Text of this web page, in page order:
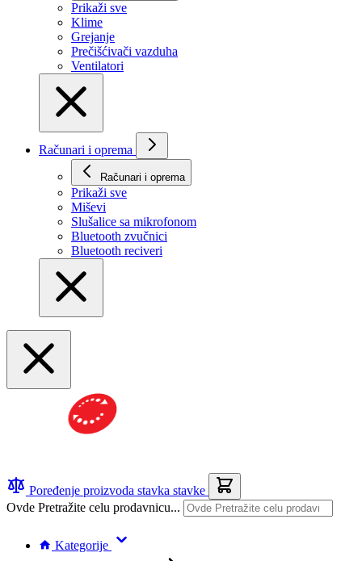
Prikaži svе
Klime
Grejanje
Prečišćivači vazduha
Ventilatori
Računari i oprema
Računari i oprema
Prikaži svе
Miševi
Slušalice sa mikrofonom
Bluetooth zvučnici
Bluetooth reciveri
Poređenje proizvoda stavka stavke
Ovde Pretražite celu prodavnicu...
Kategorije